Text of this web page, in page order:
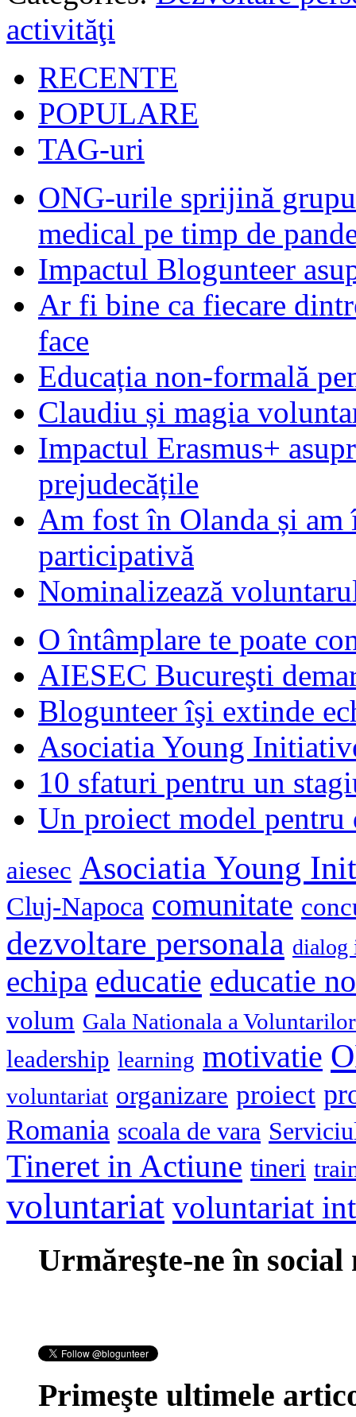
activităţi
RECENTE
POPULARE
TAG-uri
ONG-urile sprijină
medical pe timp de
Impactul Blogunteer
Ar fi bine ca fiecare
face
Educația non-formală
Claudiu și magia
Impactul Erasmus+
prejudecățile
Am fost în Olanda și am
participativă
Nominalizează
O întâmplare te poate
AIESEC Bucureşti
Blogunteer îşi extinde
Asociatia Young
10 sfaturi pentru un
Un proiect model
aiesec Asociatia Young
Cluj-Napoca comunitate
dezvoltare personala dialog
echipa educatie educatie
volum Gala Nationala a Voluntarilor
leadership learning motivatie
voluntariat organizare proiect
Romania scoala de vara
Tineret in Actiune tineri
voluntariat voluntariat
Urmăreşte-ne în social
Primeşte ultimele